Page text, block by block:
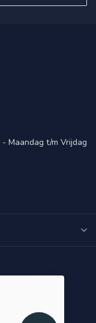
Maandag t/m Vrijdag